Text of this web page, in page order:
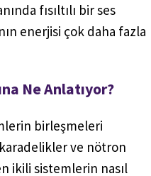
fısıltılı bir ses
enerjisi çok daha fazla
Ne Anlatıyor?
birleşmeleri
ve nötron
ikili sistemlerin nasıl